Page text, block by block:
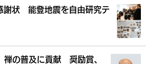
謝状 能登地震を自由研究テ
の普及に貢献 奨励賞、